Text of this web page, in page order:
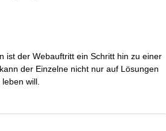
ist der Webauftritt ein Schritt hin zu einer
der Einzelne nicht nur auf Lösungen
will.